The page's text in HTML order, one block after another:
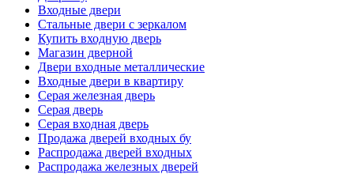
Входные двери
Стальные двери с зеркалом
Купить входную дверь
Магазин дверной
Двери входные металлические
Входные двери в квартиру
Серая железная дверь
Серая дверь
Серая входная дверь
Продажа дверей входных бу
Распродажа дверей входных
Распродажа железных дверей